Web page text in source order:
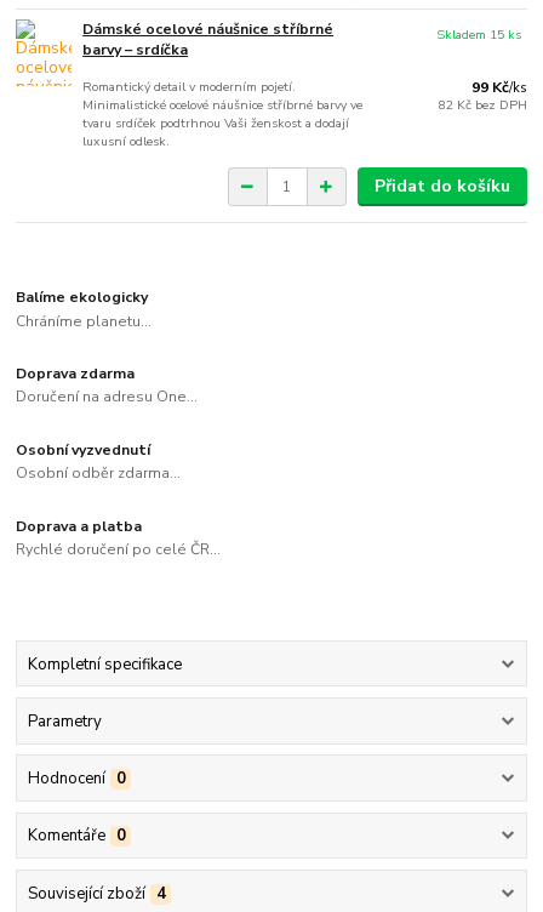
Dámské ocelové náušnice stříbrné
barvy – srdíčka
Romantický detail v moderním pojetí.
Minimalistické ocelové náušnice stříbrné barvy ve
tvaru srdíček podtrhnou Vaši ženskost a dodají
luxusní odlesk.
99 Kč/ks
82 Kč bez DPH
Skladem 15 ks
Přidat do košíku
Balíme ekologicky
Chráníme planetu...
Doprava zdarma
Doručení na adresu One...
Osobní vyzvednutí
Osobní odběr zdarma...
Doprava a platba
Rychlé doručení po celé ČR...
Kompletní specifikace
Parametry
Hodnocení 0
Komentáře 0
Související zboží 4